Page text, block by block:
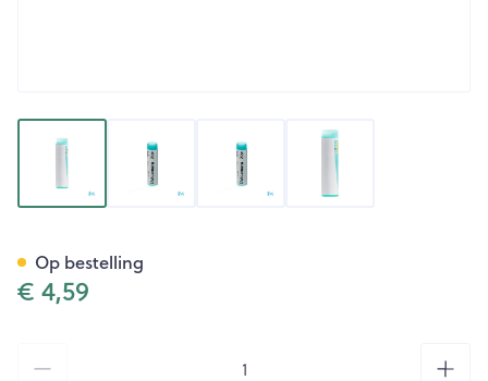
View larger imageView larger image
€ 4,59
Op bestelling